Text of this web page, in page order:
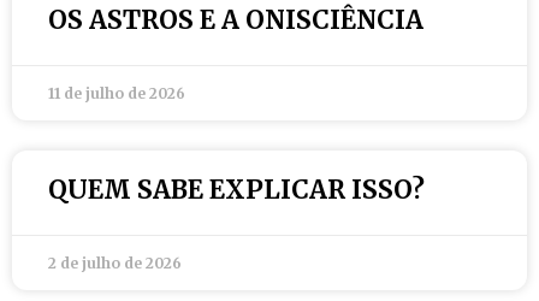
OS ASTROS E A ONISCIÊNCIA
11 de julho de 2026
QUEM SABE EXPLICAR ISSO?
2 de julho de 2026